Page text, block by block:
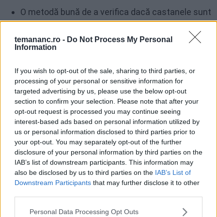
temananc.ro - Do Not Process My Personal
Information
If you wish to opt-out of the sale, sharing to third parties, or
processing of your personal or sensitive information for
targeted advertising by us, please use the below opt-out
section to confirm your selection. Please note that after your
opt-out request is processed you may continue seeing
interest-based ads based on personal information utilized by
us or personal information disclosed to third parties prior to
your opt-out. You may separately opt-out of the further
disclosure of your personal information by third parties on the
IAB’s list of downstream participants. This information may
also be disclosed by us to third parties on the IAB’s List of
Downstream Participants that may further disclose it to other
Personal Data Processing Opt Outs
O metodă bună de a verifica dacă castanele sunt
gata este să înfigi un cuțit mic sau o scobitoare
în ele. Dacă intră ușor, sunt gata.
Păstrare și depozitare
Dacă ai făcut mai multe castane la cuptor decât poți
mânca imediat, e bine să știi cum să le păstrezi
corect pentru a menține cât mai mult din
prospețimea și aroma lor.
Pentru păstrare pe termen scurt, cel mai bine e să le
pui într-un recipient etanș cu capac și să le ții la
frigider. Acolo, ar trebui să rămână bune pentru
aproximativ 3-5 zile. Dacă le vei consuma în această
perioadă, nu e nevoie să faci altceva special. Doar